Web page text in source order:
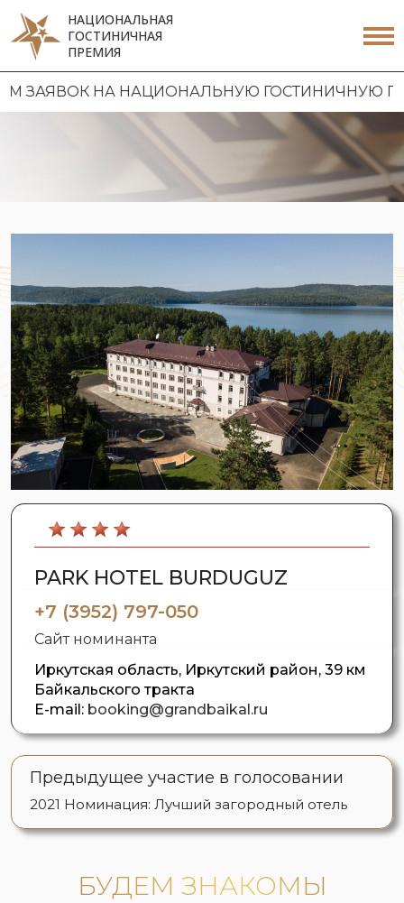
НАЦИОНАЛЬНАЯ
ГОСТИНИЧНАЯ
ПРЕМИЯ
НА НАЦИОНАЛЬНУЮ ГОСТИНИЧНУЮ ПРЕМИЮ
PARK HOTEL BURDUGUZ
+7 (3952) 797-050
Сайт номинанта
Иркутская область, Иркутский район, 39 км
Байкальского тракта
E-mail: booking@grandbaikal.ru
Предыдущее участие в голосовании
2021 Номинация: Лучший загородный отель
БУДЕМ ЗНАКОМЫ